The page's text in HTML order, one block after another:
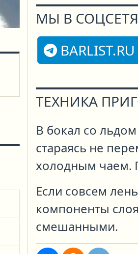
МЫ В
BARLIST.RU
ТЕХНИКА
В бокал со
стараясь не
холодным чаем.
Если совсем
компоненты
смешанными.